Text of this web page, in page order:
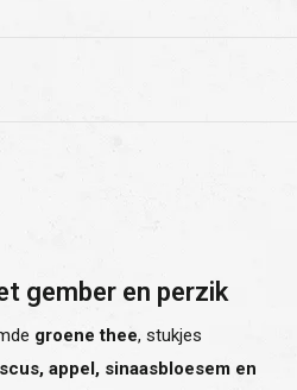
gember en perzik
groene thee, stukjes
appel, sinaasbloesem en